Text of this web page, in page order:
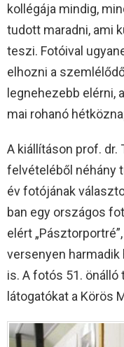
kollégája mindig,
tudott maradni, ami
teszi. Fotóival
elhozni a
legnehezebb elérni,
mai rohanó
A kiállításon prof. dr.
felvételéből néhány
év fotójának
ban egy országos
elért
versenyen harmadik
is. A fotós 51. önálló
látogatókat a Körös